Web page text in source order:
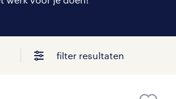
filter resultaten